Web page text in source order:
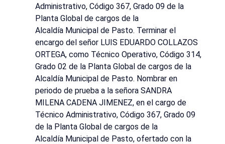
Administrativo, Código 367, Grado 09 de la
Planta Global de cargos de la
Alcaldía Municipal de Pasto. Terminar el
encargo del señor LUIS EDUARDO COLLAZOS
ORTEGA, como Técnico Operativo, Código 314,
Grado 02 de la Planta Global de cargos de la
Alcaldía Municipal de Pasto. Nombrar en
periodo de prueba a la señora SANDRA
MILENA CADENA JIMENEZ, en el cargo de
Técnico Administrativo, Código 367, Grado 09
de la Planta Global de cargos de la
Alcaldía Municipal de Pasto, ofertado con la